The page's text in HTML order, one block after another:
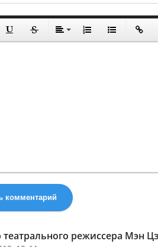
комментарий
театрального режиссера Мэн